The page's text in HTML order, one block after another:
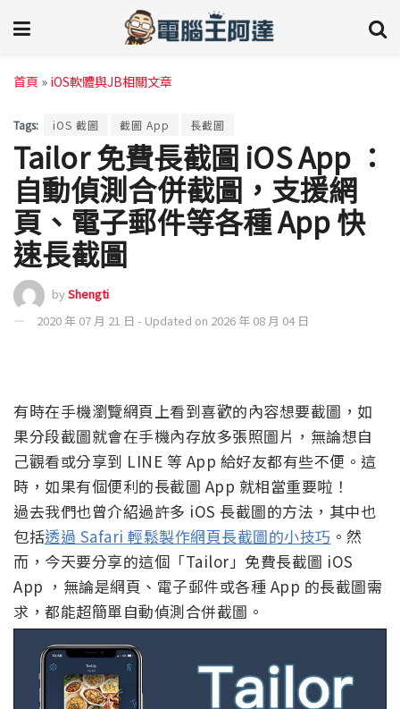
首頁 » iOS軟體與JB相關文章
Tags: iOS 截圖 截圖 App 長截圖
Tailor 免費長截圖 iOS App ：
自動偵測合併截圖，支援網
頁、電子郵件等各種 App 快
速長截圖
byShengti
2020 年 07 月 21 日 - Updated on 2026 年 08 月 04 日
有時在手機瀏覽網頁上看到喜歡的內容想要截圖，如
果分段截圖就會在手機內存放多張照圖片，無論想自
己觀看或分享到 LINE 等 App 給好友都有些不便。這
時，如果有個便利的長截圖 App 就相當重要啦！
過去我們也曾介紹過許多 iOS 長截圖的方法，其中也
包括透過 Safari 輕鬆製作網頁長截圖的小技巧 。然
而，今天要分享的這個「Tailor」免費長截圖 iOS
App ，無論是網頁、電子郵件或各種 App 的長截圖需
求，都能超簡單自動偵測合併截圖。